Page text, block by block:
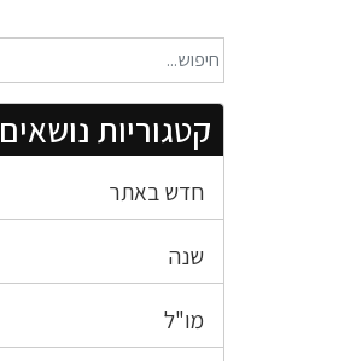
טקסט חופשי...
קטגוריות נושאים
חדש באתר
שנה
מו"ל